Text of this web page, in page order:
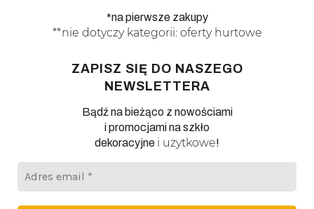
*na pierwsze zakupy
**nie dotyczy kategorii: oferty hurtowe
ZAPISZ SIĘ DO NASZEGO
NEWSLETTERA
Bądź na bieżąco z nowościami
i promocjami na szkło
dekoracyjne i użytkowe!